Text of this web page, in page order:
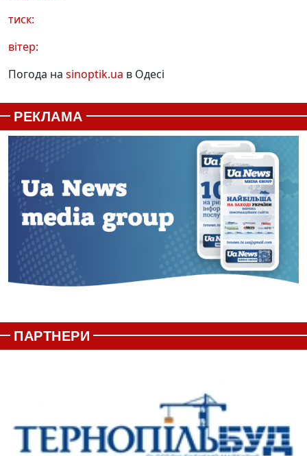
тиск:
вітер:
Погода на sinoptik.ua в Одесі
РЕКЛАМА
ПАРТНЕРИ